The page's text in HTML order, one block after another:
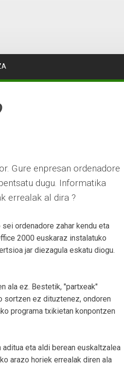
Gure enpresan ordenadore
dugu. Informatika
errealak al dira ?
ordenadore zahar kendu eta
2000 euskaraz instalatuko
jar diezagula eskatu diogu.
ala ez. Bestetik, "partxeak"
sortzen ez dituztenez, ondoren
programa txikietan konpontzen
aditua eta aldi berean euskaltzalea
arazo horiek errealak diren ala